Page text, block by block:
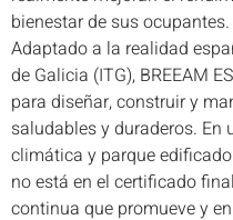
bienestar de sus ocupantes.
Adaptado a la realidad
de Galicia (ITG), BREEAM
para diseñar, construir y
saludables y duraderos. En
climática y parque
no está en el certificado
continua que promueve y